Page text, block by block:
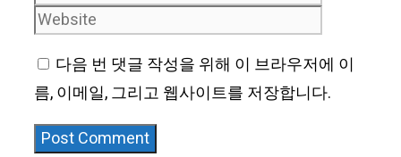
다음 번 댓글 작성을 위해 이 브라우저에 이
름, 이메일, 그리고 웹사이트를 저장합니다.